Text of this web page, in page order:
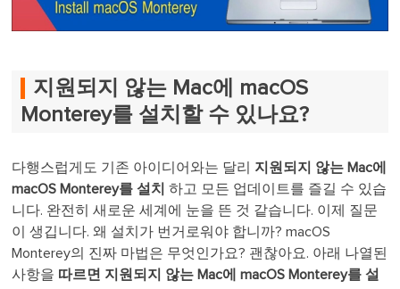
지원되지 않는 Mac에 macOS
Monterey를 설치할 수 있나요?
다행스럽게도 기존 아이디어와는 달리 지원되지 않는 Mac에
macOS Monterey를 설치 하고 모든 업데이트를 즐길 수 있습
니다. 완전히 새로운 세계에 눈을 뜬 것 같습니다. 이제 질문
이 생깁니다. 왜 설치가 번거로워야 합니까? macOS
Monterey의 진짜 마법은 무엇인가요? 괜찮아요. 아래 나열된
사항을 따르면 지원되지 않는 Mac에 macOS Monterey를 설